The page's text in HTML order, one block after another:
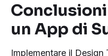
un App di
Implementare il